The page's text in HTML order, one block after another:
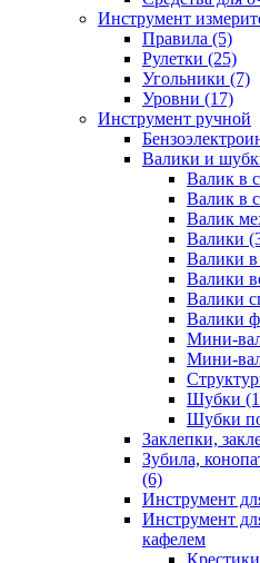
Инструмент
Правила (5)
Рулетки (25)
Угольники (7)
Уровни (17)
Инструмент ручной
Валики и
Валик в
Валик в
Валик
Валики
Валики в
Валики
Валики
Валики
Мини-
Мини-
Шубки
Шубки
Заклепки,
Зубила,
(6)
Инструмент
Инструмент
кафелем